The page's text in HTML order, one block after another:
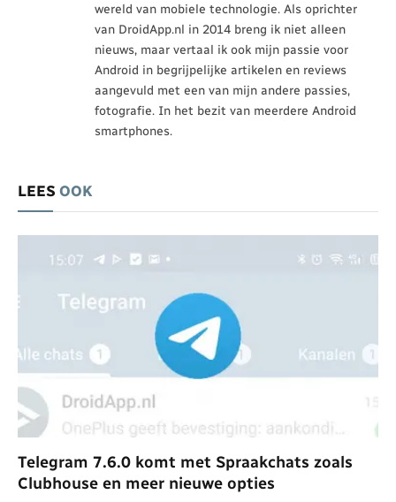
wereld van mobiele technologie. Als oprichter
van DroidApp.nl in 2014 breng ik niet alleen
nieuws, maar vertaal ik ook mijn passie voor
Android in begrijpelijke artikelen en reviews
aangevuld met een van mijn andere passies,
fotografie. In het bezit van meerdere Android
smartphones.
LEES OOK
Telegram 7.6.0 komt met Spraakchats zoals
Clubhouse en meer nieuwe opties